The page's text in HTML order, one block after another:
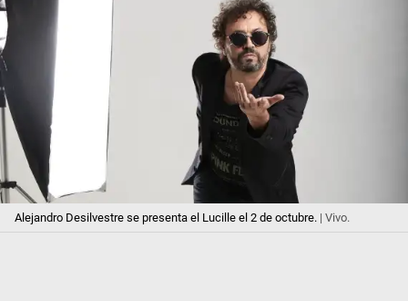
Alejandro Desilvestre se presenta el Lucille el 2 de octubre. | Vivo.